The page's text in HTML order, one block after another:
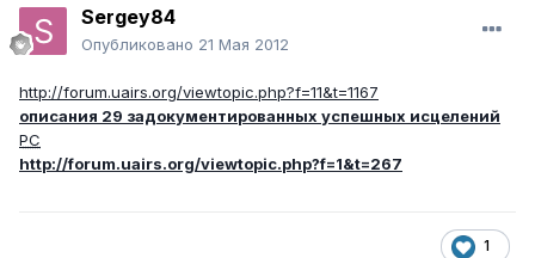
Sergey84
Опубликовано 21 Мая 2012
http://forum.uairs.org/viewtopic.php?f=11&t=1167
описания 29 задокументированных успешных исцелений
РС
http://forum.uairs.org/viewtopic.php?f=1&t=267
1